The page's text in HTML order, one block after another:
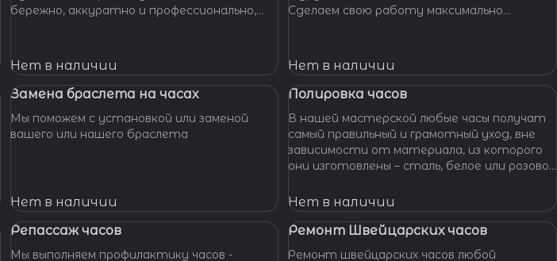
бережно, аккуратно и профессионально,
Нет в наличии
Сделаем свою работу максимально
Нет в наличии
Замена браслета на часах
Мы поможем с установкой или заменой
вашего или нашего браслета
Нет в наличии
Полировка часов
В нашей мастерской любые часы получат
самый правильный и грамотный уход, вне
зависимости от материала, из которого
они изготовлены – сталь, белое или розовое
специалисты отполируют практически
любой материал.
Нет в наличии
Репассаж часов
Мы выполняем профилактику часов -
Ремонт Швейцарских часов
Ремонт швейцарских часов любой